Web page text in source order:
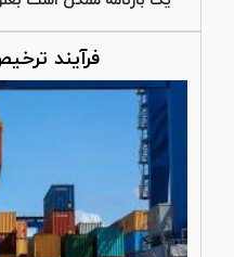
فرآیند